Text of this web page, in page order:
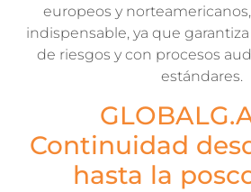
europeos y
indispensable, ya que
de riesgos y con procesos
estándares.
Continuidad
hasta la